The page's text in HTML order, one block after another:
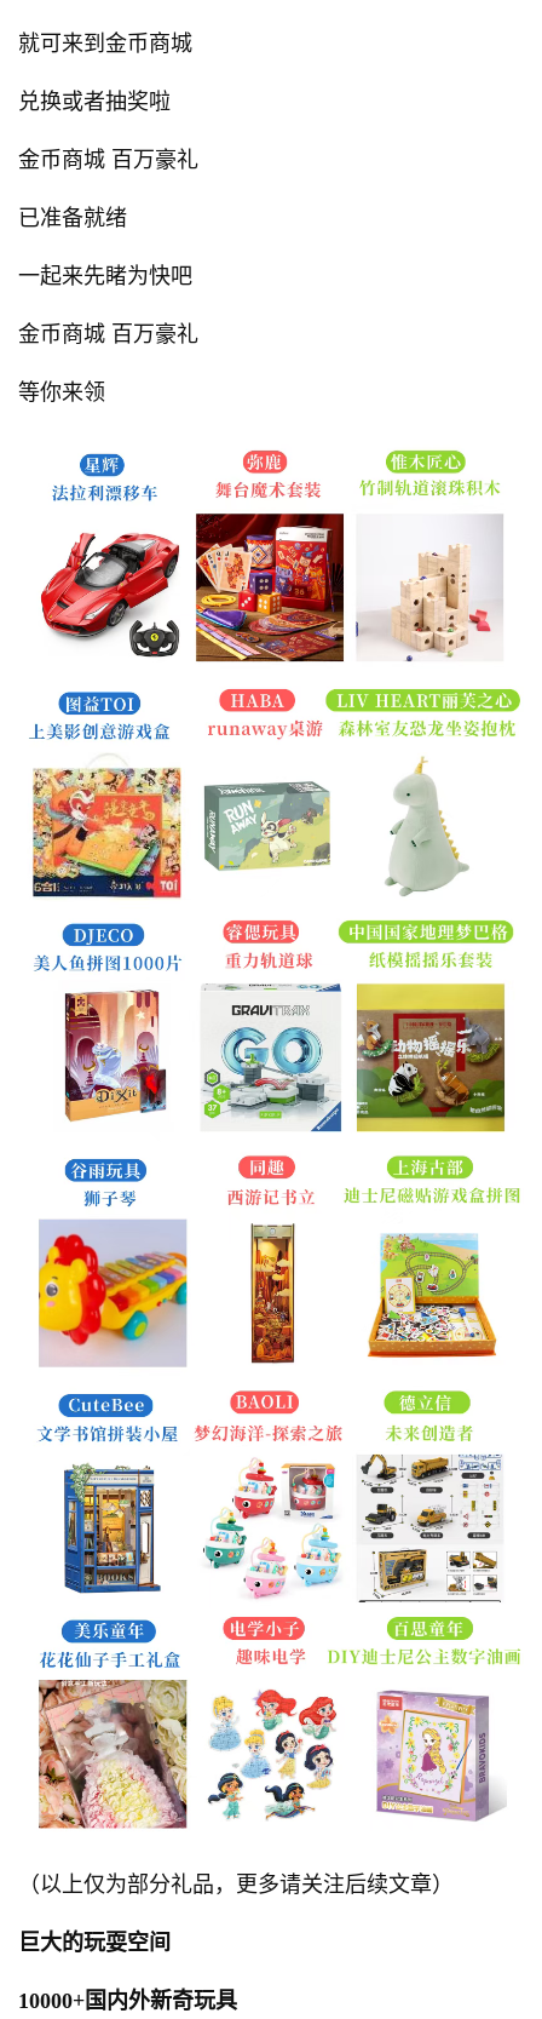
就可来到金币商城
兑换或者抽奖啦
金币商城 百万豪礼
已准备就绪
一起来先睹为快吧
金币商城 百万豪礼
等你来领
（以上仅为部分礼品，更多请关注后续文章）
巨大的玩耍空间
10000+国内外新奇玩具